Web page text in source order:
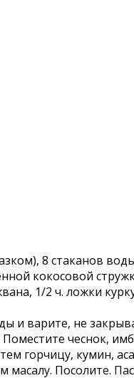
8 стаканов
кокосовой
1/2 ч. ложки
и варите, не
чеснок,
кумин,
Посолите.